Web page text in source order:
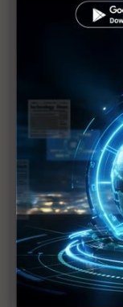
新纖：地緣風
台美投資MOU
中資背景也能
車
裕隆國產、外
心競爭力與轉型
茂林加速東南亞
畫隨後上
川普關稅再退
龍數字